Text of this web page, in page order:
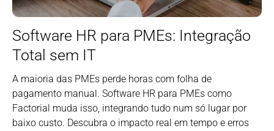
Software HR para PMEs: Integração
Total sem IT
A maioria das PMEs perde horas com folha de
pagamento manual. Software HR para PMEs como
Factorial muda isso, integrando tudo num só lugar por
baixo custo. Descubra o impacto real em tempo e erros